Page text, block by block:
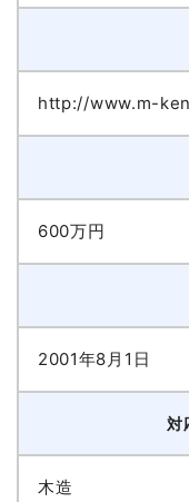
http://www.m-
600万円
2001年8月1日
対
木造